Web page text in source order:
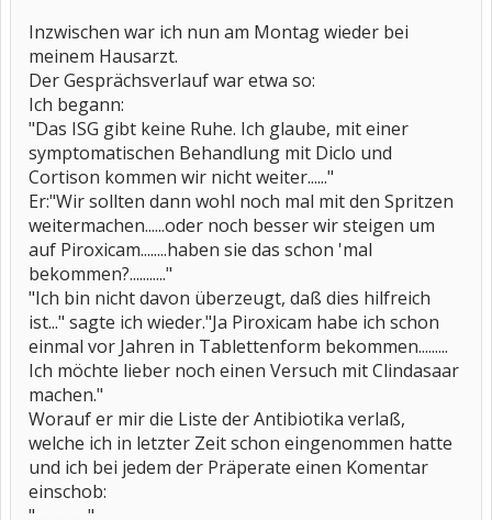
Inzwischen war ich nun am Montag wieder bei
meinem Hausarzt.
Der Gesprächsverlauf war etwa so:
Ich begann:
"Das ISG gibt keine Ruhe. Ich glaube, mit einer
symptomatischen Behandlung mit Diclo und
Cortison kommen wir nicht weiter......"
Er:"Wir sollten dann wohl noch mal mit den Spritzen
weitermachen......oder noch besser wir steigen um
auf Piroxicam........haben sie das schon 'mal
bekommen?..........."
"Ich bin nicht davon überzeugt, daß dies hilfreich
ist..." sagte ich wieder."Ja Piroxicam habe ich schon
einmal vor Jahren in Tablettenform bekommen.........
Ich möchte lieber noch einen Versuch mit Clindasaar
machen."
Worauf er mir die Liste der Antibiotika verlaß,
welche ich in letzter Zeit schon eingenommen hatte
und ich bei jedem der Präperate einen Komentar
einschob: